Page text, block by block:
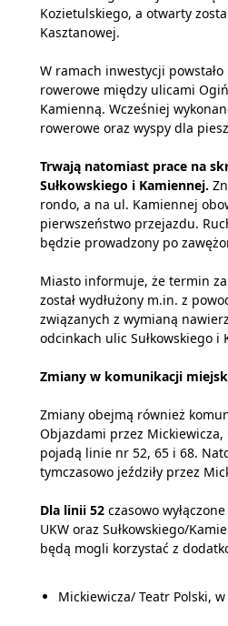
Kozietulskiego, a otwarty
Kasztanowej.
W ramach inwestycji
rowerowe między ulicami
Kamienną. Wcześniej
rowerowe oraz wyspy dla
Trwają natomiast prace na
Sułkowskiego i Kamiennej.
rondo, a na ul. Kamiennej
pierwszeństwo przejazdu.
będzie prowadzony po
Miasto informuje, że termin
został wydłużony m.in. z
związanych z wymianą
odcinkach ulic Sułkowskiego i
Zmiany w komunikacji
Zmiany obejmą również
Objazdami przez Mickiewicza,
pojadą linie nr 52, 65 i 68.
tymczasowo jeździły przez
Dla linii 52 czasowo
UKW oraz Sułkowskiego/
będą mogli korzystać z
Mickiewicza/ Teatr Polski,